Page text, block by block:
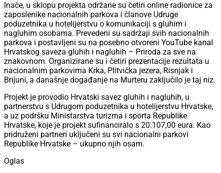
Inače, u sklopu projekta održane su četiri online radionice za
zaposlenike nacionalnih parkova i članove Udruge
poduzetnika u hotelijerstvu o komunikaciji s gluhim i
nagluhim osobama. Prevedeni su sadržaji svih nacionalnih
parkova i postavljeni su na posebno otvoreni YouTube kanal
Hrvatskog saveza gluhih i nagluhih – Priroda za sve na
znakovnom. Organizirane su i četiri prezentacije rezultata u
nacionalnim parkovima Krka, Plitvička jezera, Risnjak i
Brijuni, a današnje događanje na Murteru zaključilo je taj niz.
Projekt je provodio Hrvatski savez gluhih i nagluhih, u
partnerstvu s Udrugom poduzetnika u hotelijerstvu Hrvatske,
a uz podršku Ministarstva turizma i sporta Republike
Hrvatske, koje je projekt sufinanciralo s 20.107,00 eura. Kao
pridruženi partneri uključeni su svi nacionalni parkovi
Republike Hrvatske – ukupno njih osam.
Oglas